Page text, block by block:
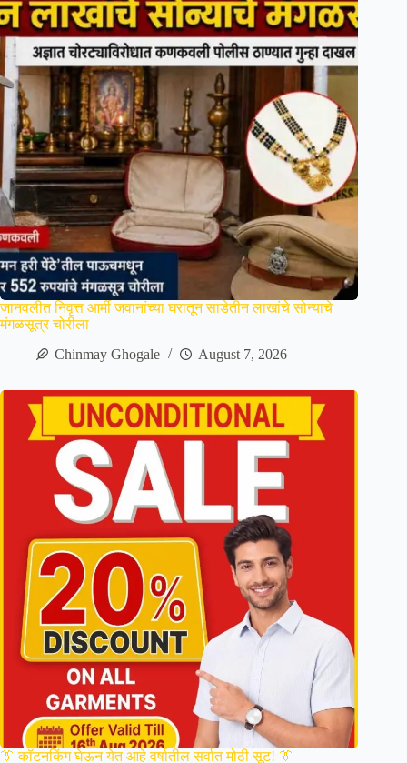
जानवलीत निवृत्त आर्मी जवानांच्या घरातून साडेतीन लाखांचे सोन्याचे
मंगळसूत्र चोरीला
Chinmay Ghogale
August 7, 2026
👔 कॉटनकिंग घेऊन येत आहे वर्षातील सर्वात मोठी सूट! 👔